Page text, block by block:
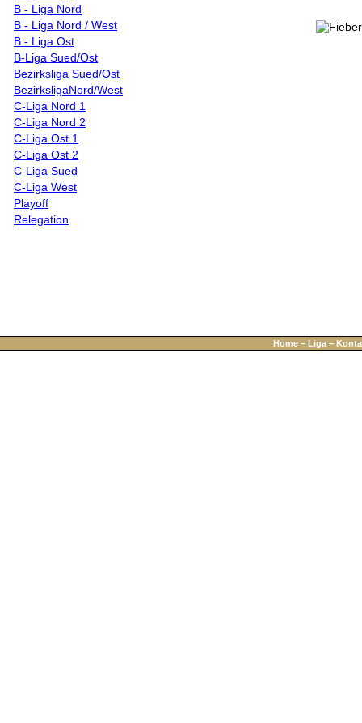
B - Liga Nord
B - Liga Nord / West
B - Liga Ost
B-Liga Sued/Ost
Bezirksliga Sued/Ost
BezirksligaNord/West
C-Liga Nord 1
C-Liga Nord 2
C-Liga Ost 1
C-Liga Ost 2
C-Liga Sued
C-Liga West
Playoff
Relegation
Home − Liga −